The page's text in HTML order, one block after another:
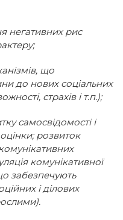
негативних рис
що
до нових соціальних
страхів і т.п.);
самосвідомості і
розвиток
комунікативної
забезпечують
і ділових